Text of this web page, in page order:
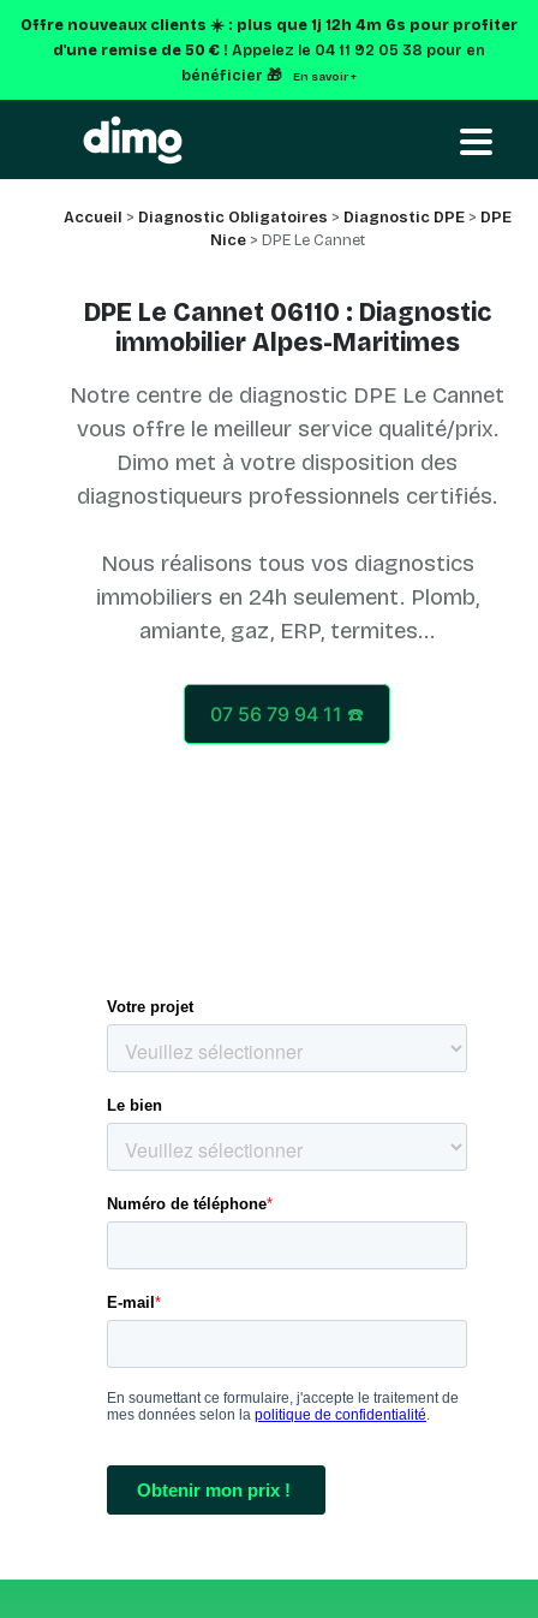
Offre nouveaux clients ☀️ : plus que1j 12h 4m 5s pour profiter
d'une remise de 50 € ! Appelez le 04 11 92 05 38 pour en
bénéficier 🎁
En savoir +
Accueil > Diagnostic Obligatoires > Diagnostic DPE> DPE
Nice> DPE Le Cannet
DPE Le Cannet 06110 : Diagnostic
immobilier Alpes-Maritimes
Notre centre de diagnostic DPE Le Cannet
vous offre le meilleur service qualité/prix.
Dimo met à votre disposition des
diagnostiqueurs professionnels certifiés.
Nous réalisons tous vos diagnostics
immobiliers en 24h seulement. Plomb,
07 56 79 94 11 ☎️